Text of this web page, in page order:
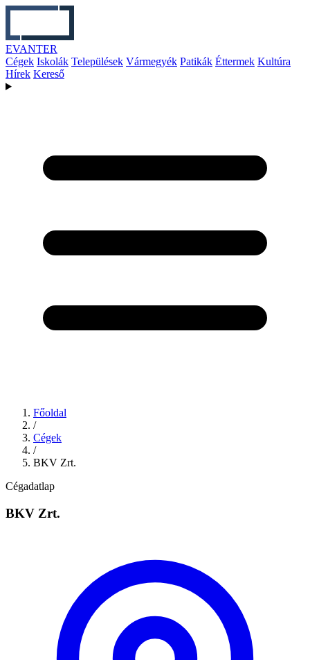
EVANTER
Cégek Iskolák Települések Vármegyék Patikák Éttermek Kultúra
Hírek Kereső
Főoldal
/
Cégek
/
BKV Zrt.
Cégadatlap
BKV Zrt.